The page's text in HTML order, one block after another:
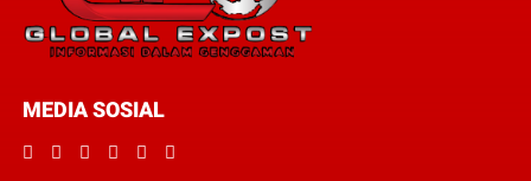
MEDIA SOSIAL